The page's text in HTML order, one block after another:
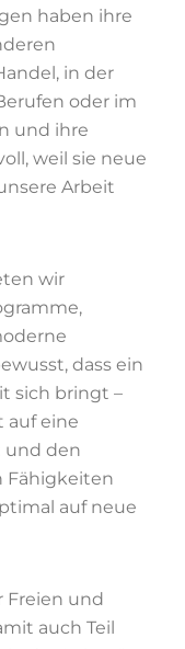
haben ihre
in der
oder im
und ihre
weil sie neue
Arbeit
wir
dass ein
sich bringt –
auf eine
und den
Fähigkeiten
auf neue
Freien und
auch Teil